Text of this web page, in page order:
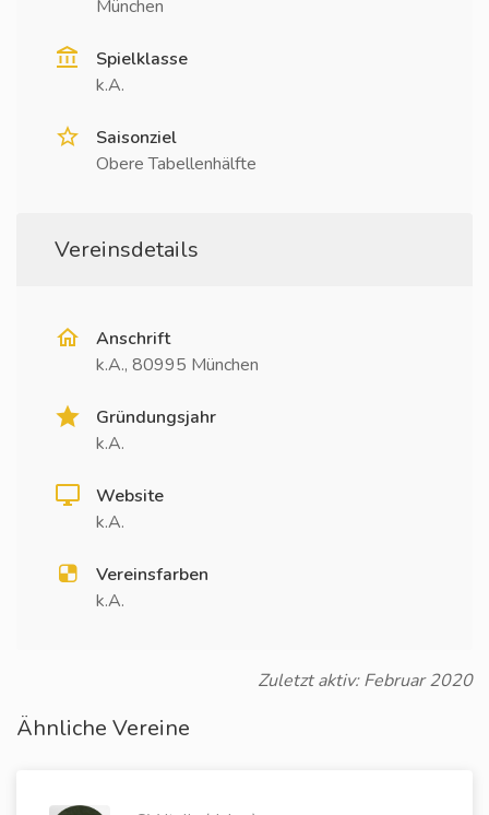
München
Spielklasse
k.A.
Saisonziel
Obere Tabellenhälfte
Vereinsdetails
Anschrift
k.A., 80995 München
Gründungsjahr
k.A.
Website
k.A.
Vereinsfarben
k.A.
Zuletzt aktiv: Februar 2020
Ähnliche Vereine